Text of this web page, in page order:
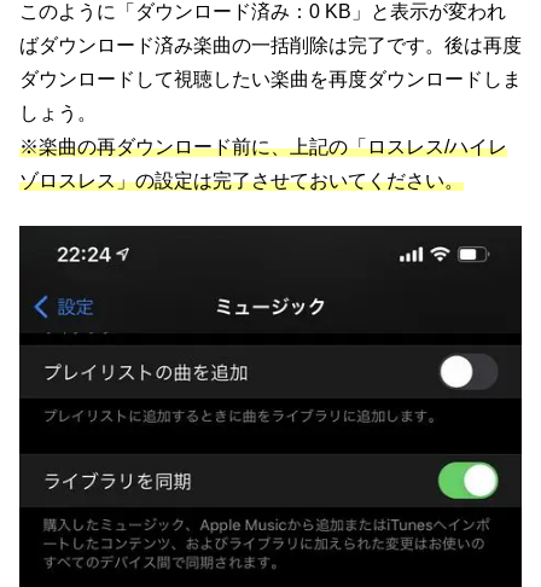
このように「ダウンロード済み：0 KB」と表示が変われ
ばダウンロード済み楽曲の一括削除は完了です。後は再度
ダウンロードして視聴したい楽曲を再度ダウンロードしま
しょう。
※楽曲の再ダウンロード前に、上記の「ロスレス/ハイレ
ゾロスレス」の設定は完了させておいてください。